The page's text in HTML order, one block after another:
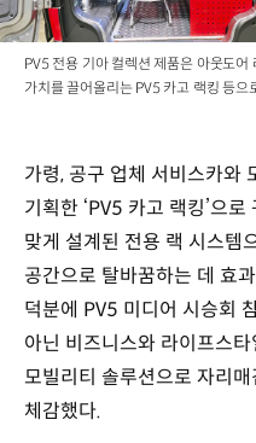
PV5 전용 기아 컬렉션 제품은 아웃도
가치를 끌어올리는 PV5 카고 랙킹 등으
가령, 공구 업체 서비스카와
기획한 ‘PV5 카고 랙킹’으
맞게 설계된 전용 랙 시스템
공간으로 탈바꿈하는 데 효
덕분에 PV5 미디어 시승회
아닌 비즈니스와 라이프스
모빌리티 솔루션으로 자리매
체감했다.